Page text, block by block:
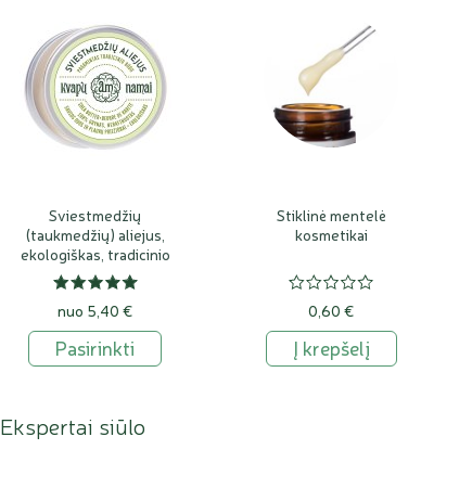
Sviestmedžių
(taukmedžių) aliejus,
ekologiškas, tradicinio
gamybos būdo
nuo 5,40 €
Pasirinkti
Stiklinė mentelė
kosmetikai
0,60 €
Į krepšelį
Ekspertai siūlo